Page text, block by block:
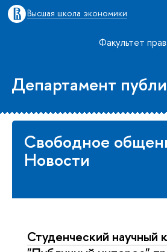
Высшая школа экономики
Факультет
Департамент
Свободное
Новости
Студенческий научный